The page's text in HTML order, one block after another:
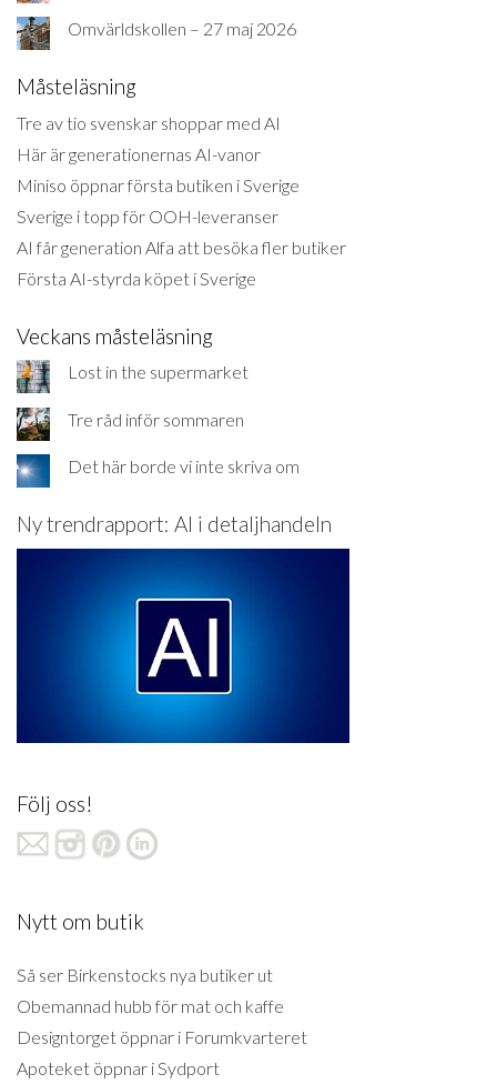
Omvärldskollen – 27 maj 2026
Måsteläsning
Tre av tio svenskar shoppar med AI
Här är generationernas AI-vanor
Miniso öppnar första butiken i Sverige
Sverige i topp för OOH-leveranser
AI får generation Alfa att besöka fler butiker
Första AI-styrda köpet i Sverige
Veckans måsteläsning
Lost in the supermarket
Tre råd inför sommaren
Det här borde vi inte skriva om
Ny trendrapport: AI i detaljhandeln
Följ oss!
Nytt om butik
Så ser Birkenstocks nya butiker ut
Obemannad hubb för mat och kaffe
Designtorget öppnar i Forumkvarteret
Apoteket öppnar i Sydport